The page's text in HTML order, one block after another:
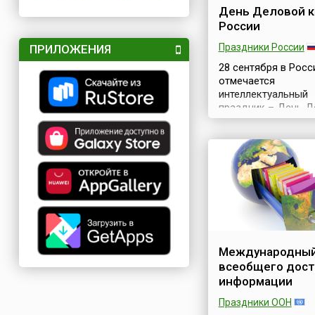
ПРИЛОЖЕНИЯ
День Деловой
России
Праздники России
28 сентября в
отмечается
интеллектуальный
праздник – День
книги.
выступили проект
и российское
издательство
Иванов и Фербер»,
– 28 сентября –
выбрана в связи с
она считается
«МИФ» – одного из
лидеров рынка
книги.Как известно
К счастью, в Ро...
всеобщего
информации
Праздники ООН